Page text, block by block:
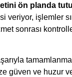
ön planda
veriyor, işlemler
sonrası
güven ve huzur